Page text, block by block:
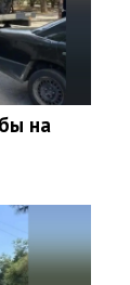
на